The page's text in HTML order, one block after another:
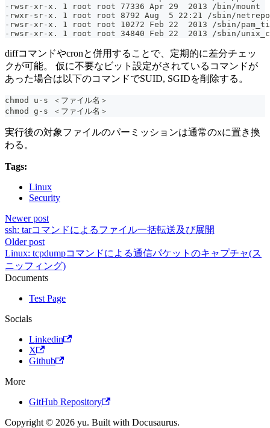
-rwsr-xr-x. 1 root root 77336 Apr 29  2013 /bin/mount
-rwxr-sr-x. 1 root root 8792 Aug  5 22:21 /sbin/
-rwsr-xr-x. 1 root root 10272 Feb 22  2013 /sbin/
-rwsr-xr-x. 1 root root 34840 Feb 22  2013 /sbin/
diffコマンドやcronと併用することで、定期的に差分チェッ
クが可能。 仮に不要なビット設定がされているコマンドが
あった場合は以下のコマンドでSUID, SGIDを削除する。
chmod u-s ＜ファイル名＞
chmod g-s ＜ファイル名＞
実行後の対象ファイルのパーミッションは通常のxに置き換
わる。
Tags:
Linux
Security
Newer post
ssh: tarコマンドによるファイル一括転送及び展開
Older post
Linux: tcpdumpコマンドによる通信パケットのキャプチャ(ス
ニッフィング)
Documents
Test Page
Socials
Linkedin
X
Github
More
GitHub Repository
Copyright © 2026 yu. Built with Docusaurus.